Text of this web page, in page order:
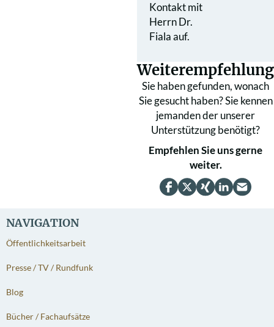
NAVIGATION
Öffentlichkeitsarbeit
Presse / TV / Rundfunk
Blog
Bücher / Fachaufsätze
Kontakt mit
Herrn Dr.
Fiala auf.
Weiterempfehlung
Sie haben gefunden, wonach
Sie gesucht haben? Sie kennen
jemanden der unserer
Unterstützung benötigt?
Empfehlen Sie uns gerne
weiter.